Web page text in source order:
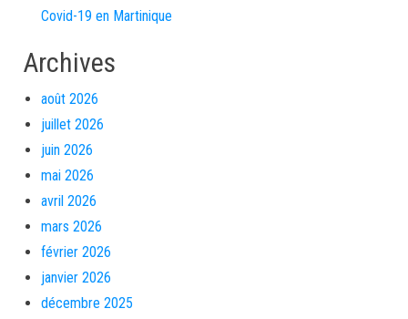
Covid-19 en Martinique
Archives
août 2026
juillet 2026
juin 2026
mai 2026
avril 2026
mars 2026
février 2026
janvier 2026
décembre 2025